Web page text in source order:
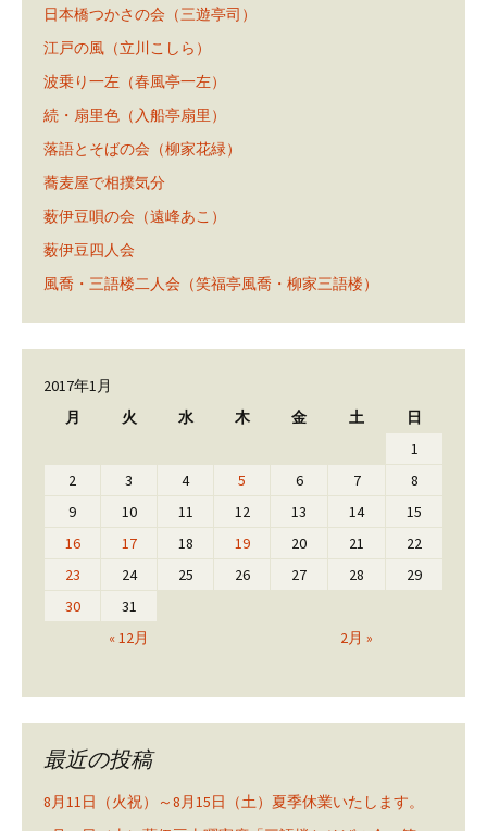
日本橋つかさの会（三遊亭司）
江戸の風（立川こしら）
波乗り一左（春風亭一左）
続・扇里色（入船亭扇里）
落語とそばの会（柳家花緑）
蕎麦屋で相撲気分
薮伊豆唄の会（遠峰あこ）
薮伊豆四人会
風喬・三語楼二人会（笑福亭風喬・柳家三語楼）
2017年1月
月
火 水 木 金 土 日
« 12月 2月 »
1
2
3 4 5 6 7
8
9
10 11 12 13 14
15
16
17 18 19 20 21
22
23
24 25 26 27 28
29
30
31
最近の投稿
8月11日（火祝）～8月15日（土）夏季休業いたします。